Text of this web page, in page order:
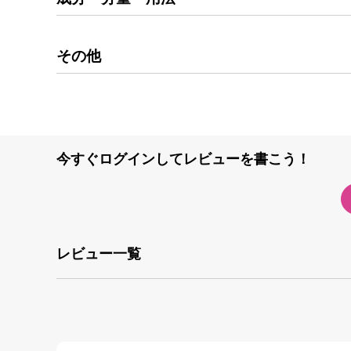
その他
今すぐログインしてレビューを書こう！
レビュー一覧